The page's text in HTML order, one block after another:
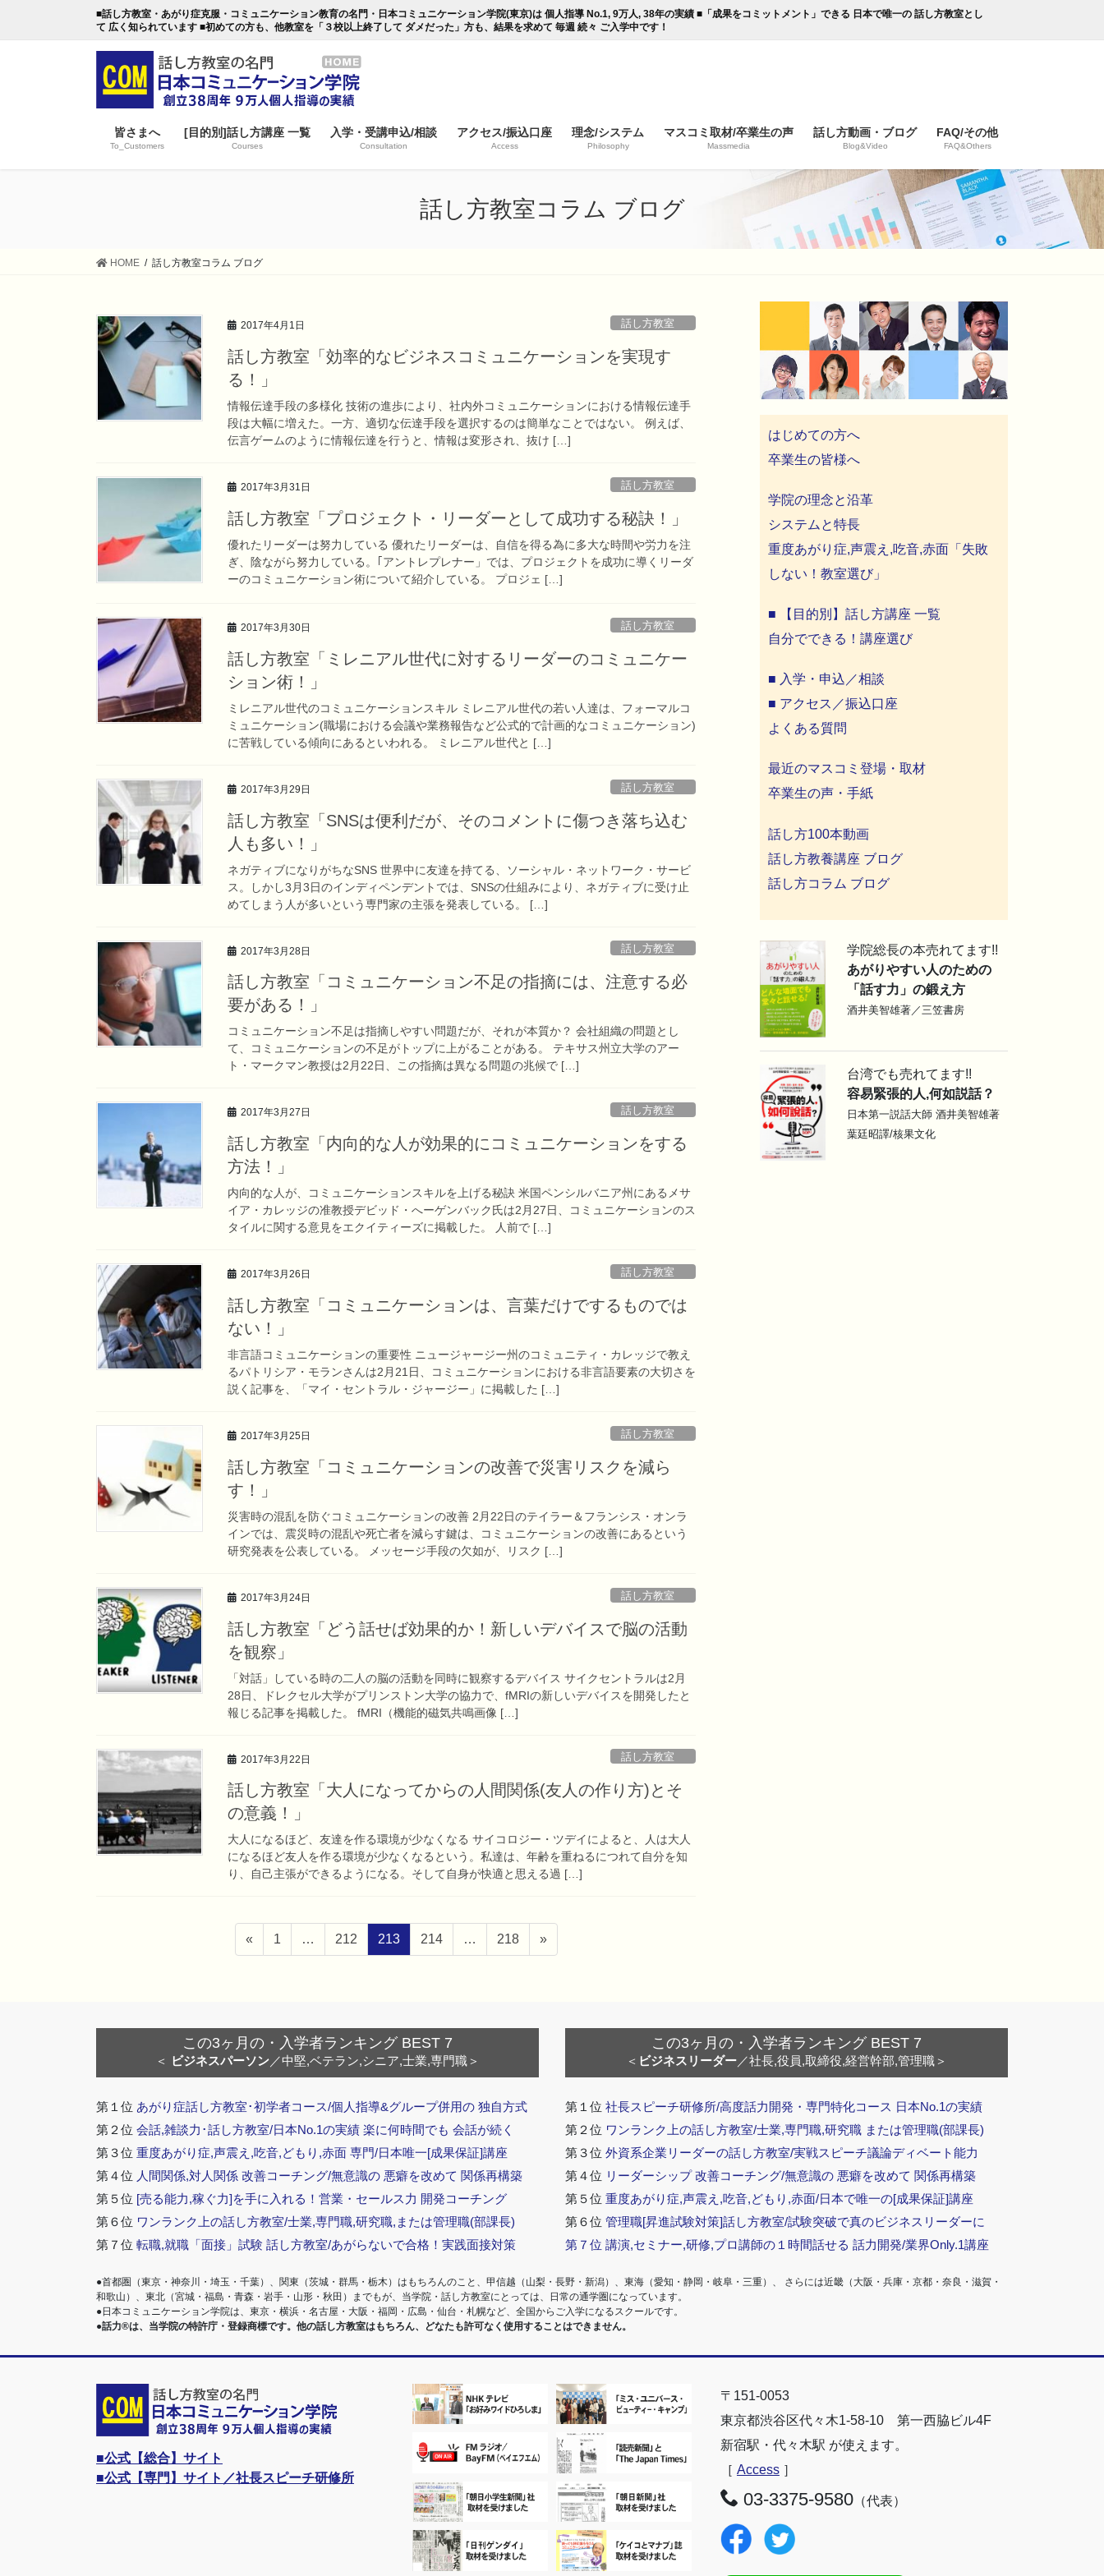
■話し方教室・あがり症克服・コミュニケーション教育の名門・日本コミュニケーション学院(東京)は 個人指導 No.1, 9万人, 38年の実績 ■「成果をコミットメント」できる 日本で唯一の 話し方教室とし
て 広く知られています ■初めての方も、他教室を「３校以上終了して ダメだった」方も、結果を求めて 毎週 続々 ご入学中です！
皆さまへ
To_Customers
[目的別]話し方講座 一覧
Courses
入学・受講申込/相談
Consultation
アクセス/振込口座
Access
理念/システム
Philosophy
マスコミ取材/卒業生の声
Massmedia
話し方動画・ブログ
Blog&Video
FAQ/その他
FAQ&Others
話し方教室コラム ブログ
HOME 話し方教室コラム ブログ
2017年4月1日 話し方教室
話し方教室「効率的なビジネスコミュニケーションを実現す
る！」
情報伝達手段の多様化 技術の進歩により、社内外コミュニケーションにおける情報伝達手
段は大幅に増えた。一方、適切な伝達手段を選択するのは簡単なことではない。 例えば、
伝言ゲームのように情報伝達を行うと、情報は変形され、抜け […]
2017年3月31日 話し方教室
話し方教室「プロジェクト・リーダーとして成功する秘訣！」
優れたリーダーは努力している 優れたリーダーは、自信を得る為に多大な時間や労力を注
ぎ、陰ながら努力している。｢アントレプレナー」では、プロジェクトを成功に導くリーダ
ーのコミュニケーション術について紹介している。 プロジェ […]
2017年3月30日 話し方教室
話し方教室「ミレニアル世代に対するリーダーのコミュニケー
ション術！」
ミレニアル世代のコミュニケーションスキル ミレニアル世代の若い人達は、フォーマルコ
ミュニケーション(職場における会議や業務報告など公式的で計画的なコミュニケーション)
に苦戦している傾向にあるといわれる。 ミレニアル世代と […]
2017年3月29日 話し方教室
話し方教室「SNSは便利だが、そのコメントに傷つき落ち込む
人も多い！」
ネガティブになりがちなSNS 世界中に友達を持てる、ソーシャル・ネットワーク・サービ
ス。しかし3月3日のインディペンデントでは、SNSの仕組みにより、ネガティブに受け止
めてしまう人が多いという専門家の主張を発表している。 […]
2017年3月28日 話し方教室
話し方教室「コミュニケーション不足の指摘には、注意する必
要がある！」
コミュニケーション不足は指摘しやすい問題だが、それが本質か？ 会社組織の問題とし
て、コミュニケーションの不足がトップに上がることがある。 テキサス州立大学のアー
ト・マークマン教授は2月22日、この指摘は異なる問題の兆候で […]
2017年3月27日 話し方教室
話し方教室「内向的な人が効果的にコミュニケーションをする
方法！」
内向的な人が、コミュニケーションスキルを上げる秘訣 米国ペンシルバニア州にあるメサ
イア・カレッジの准教授デビッド・へーゲンバック氏は2月27日、コミュニケーションのス
タイルに関する意見をエクイティーズに掲載した。 人前で […]
2017年3月26日 話し方教室
話し方教室「コミュニケーションは、言葉だけでするものでは
ない！」
非言語コミュニケーションの重要性 ニュージャージー州のコミュニティ・カレッジで教え
るパトリシア・モランさんは2月21日、コミュニケーションにおける非言語要素の大切さを
説く記事を、「マイ・セントラル・ジャージー」に掲載した […]
2017年3月25日 話し方教室
話し方教室「コミュニケーションの改善で災害リスクを減ら
す！」
災害時の混乱を防ぐコミュニケーションの改善 2月22日のテイラー＆フランシス・オンラ
インでは、震災時の混乱や死亡者を減らす鍵は、コミュニケーションの改善にあるという
研究発表を公表している。 メッセージ手段の欠如が、リスク […]
2017年3月24日 話し方教室
話し方教室「どう話せば効果的か！新しいデバイスで脳の活動
を観察」
「対話」している時の二人の脳の活動を同時に観察するデバイス サイクセントラルは2月
28日、ドレクセル大学がプリンストン大学の協力で、fMRIの新しいデバイスを開発したと
報じる記事を掲載した。 fMRI（機能的磁気共鳴画像 […]
2017年3月22日 話し方教室
話し方教室「大人になってからの人間関係(友人の作り方)とそ
の意義！」
大人になるほど、友達を作る環境が少なくなる サイコロジー・ツデイによると、人は大人
になるほど友人を作る環境が少なくなるという。私達は、年齢を重ねるにつれて自分を知
り、自己主張ができるようになる。そして自身が快適と思える過 […]
ー
«
ペ
ー
1 …
ペ
ー
212
ペ
ー
213
ペ
ー
214 …
ペ
ー
218 »
はじめての方へ
卒業生の皆様へ
学院の理念と沿革
システムと特長
重度あがり症,声震え,吃音,赤面「失敗
しない！教室選び」
■ 【目的別】話し方講座 一覧
自分でできる！講座選び
■ 入学・申込／相談
■ アクセス／振込口座
よくある質問
最近のマスコミ登場・取材
卒業生の声・手紙
話し方100本動画
話し方教養講座 ブログ
話し方コラム ブログ
学院総長の本売れてます!!
あがりやすい人のための
「話す力」の鍛え方
酒井美智雄著／三笠書房
台湾でも売れてます!!
容易緊張的人,何如説話？
日本第一説話大師 酒井美智雄著
葉廷昭譯/核果文化
この3ヶ月の・入学者ランキング BEST 7
＜ ビジネスパーソン／中堅,ベテラン,シニア,士業,専門職＞
第１位 あがり症話し方教室･初学者コース/個人指導&グループ併用の 独自方式
第２位 会話,雑談力･話し方教室/日本No.1の実績 楽に何時間でも 会話が続く
第３位 重度あがり症,声震え,吃音,どもり,赤面 専門/日本唯一[成果保証]講座
第４位 人間関係,対人関係 改善コーチング/無意識の 悪癖を改めて 関係再構築
第５位 [売る能力,稼ぐ力]を手に入れる！営業・セールス力 開発コーチング
第６位 ワンランク上の話し方教室/士業,専門職,研究職,または管理職(部課長)
第７位 転職,就職「面接」試験 話し方教室/あがらないで合格！実践面接対策
この3ヶ月の・入学者ランキング BEST 7
＜ ビジネスリーダー／社長,役員,取締役,経営幹部,管理職＞
第１位 社長スピーチ研修所/高度話力開発・専門特化コース 日本No.1の実績
第２位 ワンランク上の話し方教室/士業,専門職,研究職 または管理職(部課長)
第３位 外資系企業リーダーの話し方教室/実戦スピーチ議論ディベート能力
第４位 リーダーシップ 改善コーチング/無意識の 悪癖を改めて 関係再構築
第５位 重度あがり症,声震え,吃音,どもり,赤面/日本で唯一の[成果保証]講座
第６位 管理職[昇進試験対策]話し方教室/試験突破で真のビジネスリーダーに
第７位 講演,セミナー,研修,プロ講師の１時間話せる 話力開発/業界Only.1講座
●首都圏（東京・神奈川・埼玉・千葉）、関東（茨城・群馬・栃木）はもちろんのこと、甲信越（山梨・長野・新潟）、東海（愛知・静岡・岐阜・三重）、 さらには近畿（大阪・兵庫・京都・奈良・滋賀・
和歌山）、東北（宮城・福島・青森・岩手・山形・秋田）までもが、当学院・話し方教室にとっては、日常の通学圏になっています。
●日本コミュニケーション学院は、東京・横浜・名古屋・大阪・福岡・広島・仙台・札幌など、全国からご入学になるスクールです。
●話力®は、当学院の特許庁・登録商標です。他の話し方教室はもちろん、どなたも許可なく使用することはできません。
■公式【総合】サイト
■公式【専門】サイト／社長スピーチ研修所
〒151-0053
東京都渋谷区代々木1-58-10 第一西脇ビル4F
新宿駅・代々木駅 が使えます。
［ Access］
03-3375-9580（代表）